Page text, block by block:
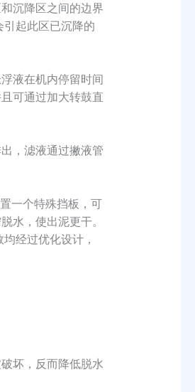
沉降区之间的边界
起此区已沉降的
液在机内停留时间
可通过加大转鼓直
，滤液通过撇液管
一个特殊挡板，可
水，使出泥更干。
经过优化设计，
坏，反而降低脱水